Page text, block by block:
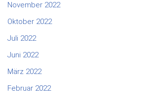
November 2022
Oktober 2022
Juli 2022
Juni 2022
März 2022
Februar 2022